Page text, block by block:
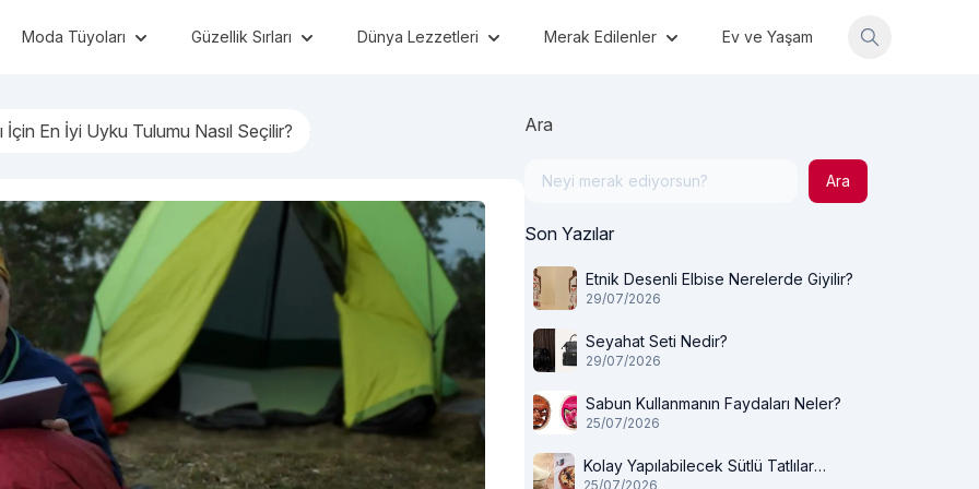
Moda Tüyoları Güzellik Sırları Dünya Lezzetleri Merak Edilenler Ev ve Yaşam
İçin En İyi Uyku Tulumu Nasıl Seçilir? Ara
Ara
Son Yazılar
Etnik Desenli Elbise Nerelerde Giyilir?
29/07/2026
Seyahat Seti Nedir?
29/07/2026
Sabun Kullanmanın Faydaları Neler?
25/07/2026
Kolay Yapılabilecek Sütlü Tatlılar
25/07/2026